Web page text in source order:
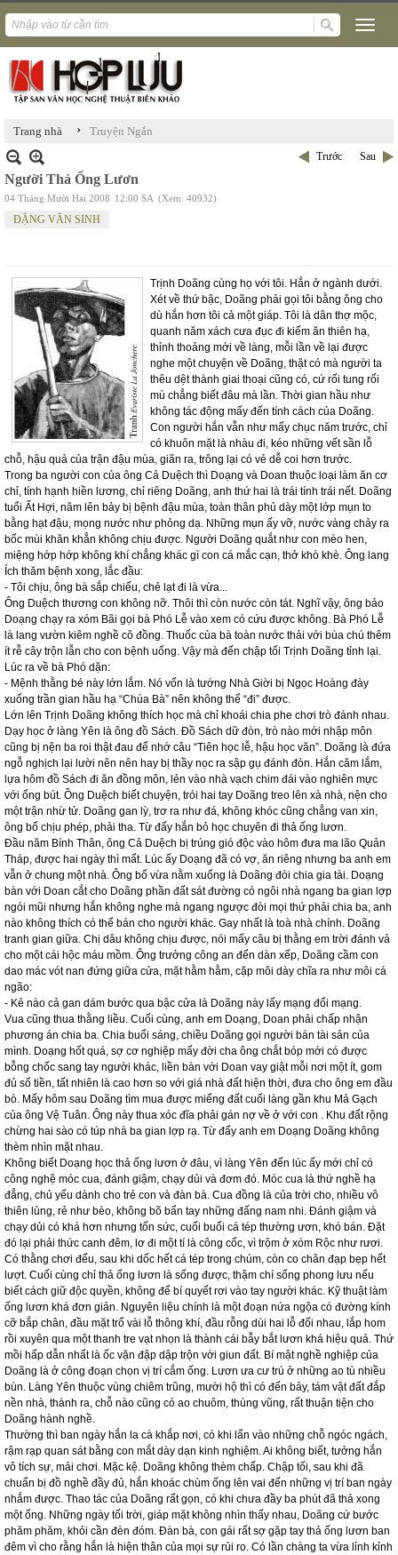
Trang nhà › Truyện Ngắn
Trước Sau
Người Thả Ống Lươn
04 Tháng Mười Hai 2008 12:00 SA (Xem: 40932)
ĐẶNG VĂN SINH
Trịnh Doãng cùng họ với tôi. Hắn ở ngành dưới.
Xét về thứ bậc, Doãng phải gọi tôi bằng ông cho
dù hắn hơn tôi cả một giáp. Tôi là dân thợ mộc,
quanh năm xách cưa đục đi kiếm ăn thiên hạ,
thỉnh thoảng mới về làng, mỗi lần về lại được
nghe một chuyện về Doãng, thật có mà người ta
thêu dệt thành giai thoại cũng có, cứ rối tung rối
mù chẳng biết đâu mà lần. Thời gian hầu như
không tác động mấy đến tính cách của Doãng.
Con người hắn vẫn như mấy chục năm trước, chỉ
có khuôn mặt là nhàu đi, kéo những vết sần lỗ
chỗ, hậu quả của trận đậu mùa, giãn ra, trông lại có vẻ dễ coi hơn trước.
Trong ba người con của ông Cả Duệch thì Doạng và Doan thuộc loại làm ăn cơ
chỉ, tính hạnh hiền lương, chỉ riêng Doãng, anh thứ hai là trái tính trái nết. Doãng
tuổi Ất Hợi, năm lên bảy bị bệnh đậu mùa, toàn thân phủ dày một lớp mụn to
bằng hạt đậu, mọng nước như phỏng dạ. Những mụn ấy vỡ, nước vàng chảy ra
bốc mùi khăn khẳn không chịu được. Người Doãng quắt như con mèo hen,
miệng hớp hớp không khí chẳng khác gì con cá mắc cạn, thở khò khè. Ông lang
Ích thăm bệnh xong, lắc đầu:
- Tôi chịu, ông bà sắp chiếu, chẻ lạt đi là vừa...
Ông Duệch thương con không nỡ. Thôi thì còn nước còn tát. Nghĩ vậy, ông bảo
Doạng chạy ra xóm Bãi gọi bà Phó Lễ vào xem có cứu được không. Bà Phó Lễ
là lang vườn kiêm nghề cô đồng. Thuốc của bà toàn nước thải với bùa chú thêm
ít rễ cây trộn lẫn cho con bệnh uống. Vậy mà đến chập tối Trịnh Doãng tỉnh lại.
Lúc ra về bà Phó dặn:
- Mệnh thằng bé này lớn lắm. Nó vốn là tướng Nhà Giời bị Ngọc Hoàng đày
xuống trần gian hầu hạ “Chúa Bà” nên không thể “đi” được.
Lớn lên Trịnh Doãng không thích học mà chỉ khoái chia phe chơi trò đánh nhau.
Dạy học ở làng Yên là ông đồ Sách. Đồ Sách dữ đòn, trò nào mới nhập môn
cũng bị nện ba roi thật đau để nhớ câu “Tiên học lễ, hậu học văn”. Doãng là đứa
ngỗ nghịch lại lười nên nên hay bị thầy nọc ra sập gụ đánh đòn. Hắn căm lắm,
lựa hôm đồ Sách đi ăn đồng môn, lẻn vào nhà vạch chim đái vào nghiên mực
với ống bút. Ồng Duệch biết chuyện, trói hai tay Doãng treo lên xà nhà, nện cho
một trận nhừ tử. Doãng gan lỳ, trơ ra như đá, không khóc cũng chẳng van xin,
ông bố chịu phép, phải tha. Từ đấy hắn bỏ học chuyên đi thả ống lươn.
Đầu năm Bính Thân, ông Cả Duệch bị trúng gió độc vào hôm đưa ma lão Quản
Tháp, được hai ngày thì mất. Lúc ấy Doạng đã có vợ, ăn riêng nhưng ba anh em
vẫn ở chung một nhà. Ông bố vừa nằm xuống là Doãng đòi chia gia tài. Doạng
bàn với Doan cắt cho Doãng phần đất sát đường có ngôi nhà ngang ba gian lợp
ngói mũi nhưng hắn không nghe mà ngang ngược đòi mọi thứ phải chia ba, anh
nào không thích có thể bán cho người khác. Gay nhất là toà nhà chính. Doãng
tranh gian giữa. Chị dâu không chịu được, nói mấy câu bị thằng em trời đánh vả
cho một cái hộc máu mồm. Ông trưởng công an đến dàn xếp, Doãng cầm con
dao mác vót nan đứng giữa cửa, mặt hằm hằm, cặp môi dày chĩa ra như môi cá
ngão:
- Kẻ nào cả gan dám bước qua bậc cửa là Doãng này lấy mạng đổi mạng.
Vua cũng thua thằng liều. Cuối cùng, anh em Doạng, Doan phải chấp nhận
phương án chia ba. Chia buổi sáng, chiều Doãng gọi người bán tài sản của
mình. Doạng hốt quá, sợ cơ nghiệp mấy đời cha ông chắt bóp mới có được
bỗng chốc sang tay người khác, liền bàn với Doan vay giật mỗi nơi một ít, gom
đủ số tiền, tất nhiên là cao hơn so với giá nhà đất hiện thời, đưa cho ông em đầu
bò. Mấy hôm sau Doãng tìm mua được miếng đất cuối làng gần khu Mả Gạch
của ông Vệ Tuân. Ông này thua xóc đĩa phải gán nợ về ở với con . Khu đất rộng
chừng hai sào có túp nhà ba gian lợp rạ. Từ đấy anh em Doạng Doãng không
thèm nhìn mặt nhau.
Không biết Doạng học thả ống lươn ở đâu, vì làng Yên đến lúc ấy mới chỉ có
công nghệ móc cua, đánh giậm, chạy dủi và đơm đó. Móc cua là thứ nghề hạ
đẳng, chủ yếu dành cho trẻ con và đàn bà. Cua đồng là của trời cho, nhiều vô
thiên lủng, rẻ như bèo, không bõ bẩn tay những đấng nam nhi. Đánh giậm và
chạy dủi có khá hơn nhưng tốn sức, cuối buổi cá tép thường ươn, khó bán. Đặt
đó lại phải thức canh đêm, lơ đi một tí là công cốc, vì trộm ở xóm Rộc như rươi.
Có thằng chơi đểu, sau khi dốc hết cá tép trong chúm, còn co chân đạp bẹp hết
lượt. Cuối cùng chỉ thả ống lươn là sống được, thậm chí sống phong lưu nếu
biết cách giữ độc quyền, không để bí quyết rơi vào tay người khác. Kỹ thuật làm
ống lươn khá đơn giản. Nguyên liệu chính là một đoạn nứa ngộa có đường kính
cỡ bắp chân, đầu mặt trổ vài lỗ thông khí, đầu rỗng dùi hai lỗ đối nhau, lắp hom
rồi xuyên qua một thanh tre vạt nhọn là thành cái bẫy bắt lươn khá hiệu quả. Thứ
mồi hấp dẫn nhất là ốc vặn đập dập trộn với giun đất. Bí mật nghề nghiệp của
Doãng là ở công đoạn chọn vị trí cắm ống. Lươn ưa cư trú ở những ao tù nhiều
bùn. Làng Yên thuộc vùng chiêm trũng, mười hộ thì có đến bảy, tám vật đất đắp
nền nhà, thành ra, chỗ nào cũng có ao chuôm, thùng vũng, rất thuận tiện cho
Doãng hành nghề.
Thường thì ban ngày hắn la cà khắp nơi, có khi lẩn vào những chỗ ngóc ngách,
rậm rạp quan sát bằng con mắt dày dạn kinh nghiệm. Ai không biết, tưởng hắn
vô tích sự, mải chơi. Mặc kệ. Doãng không thèm chấp. Chập tối, sau khi đã
chuẩn bị đồ nghề đầy đủ, hắn khoác chùm ống lên vai đến những vị trí ban ngày
nhắm được. Thao tác của Doãng rất gọn, có khi chưa đầy ba phút đã thả xong
một ống. Những ngày tối trời, giáp mặt không nhìn thấy nhau, Doãng cứ bước
phăm phăm, khỏi cần đèn đóm. Đàn bà, con gái rất sợ gặp tay thả ống lươn ban
đêm vì cho rằng hắn là hiện thân của mọi sự rủi ro. Có lần chàng ta vừa lỉnh kỉnh